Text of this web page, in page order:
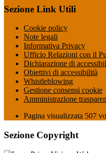
Sezione Link Utili
Cookie policy
Note legali
Informativa Privacy
Ufficio Relazioni con il
Dichiarazione di
Obiettivi di accessibilità
Whistleblowing
Gestione consensi cookie
Amministrazione
Pagina visualizzata 507
Sezione Copyright